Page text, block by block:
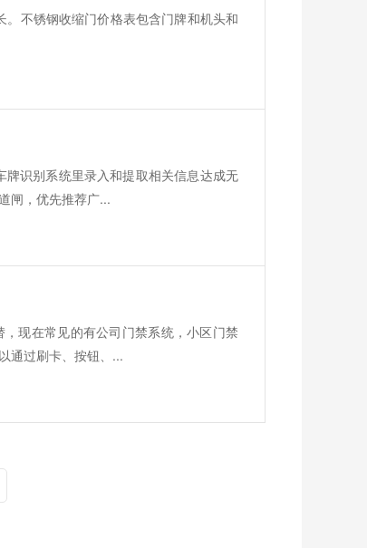
不锈钢收缩门价格表包含门牌和机头和
识别系统里录入和提取相关信息达成无
闸，优先推荐广...
现在常见的有公司门禁系统，小区门禁
通过刷卡、按钮、...